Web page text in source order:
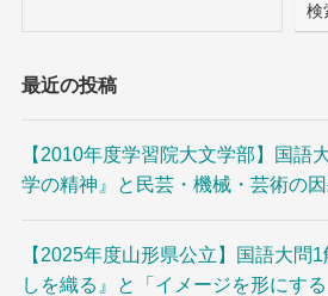
検
最近の投稿
【2010年度学習院大文学部】国語
学の精神』と民芸・機械・芸術の
【2025年度山形県公立】国語大問
しを織る』と「イメージを形にす